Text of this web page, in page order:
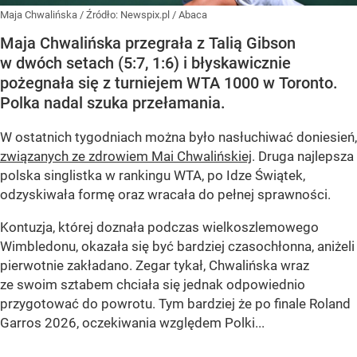
Maja Chwalińska / Źródło: Newspix.pl / Abaca
Maja Chwalińska przegrała z Talią Gibson
w dwóch setach (5:7, 1:6) i błyskawicznie
pożegnała się z turniejem WTA 1000 w Toronto.
Polka nadal szuka przełamania.
W ostatnich tygodniach można było nasłuchiwać doniesień,
związanych ze zdrowiem Mai Chwalińskiej. Druga najlepsza
polska singlistka w rankingu WTA, po Idze Świątek,
odzyskiwała formę oraz wracała do pełnej sprawności.
Kontuzja, której doznała podczas wielkoszlemowego
Wimbledonu, okazała się być bardziej czasochłonna, aniżeli
pierwotnie zakładano. Zegar tykał, Chwalińska wraz
ze swoim sztabem chciała się jednak odpowiednio
przygotować do powrotu. Tym bardziej że po finale Roland
Garros 2026, oczekiwania względem Polki...